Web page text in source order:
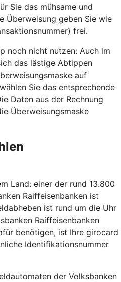
Sie das mühsame und
Überweisung geben Sie wie
frei.
noch nicht nutzen: Auch im
das lästige Abtippen
auf
Sie das entsprechende
Daten aus der Rechnung
Überweisungsmaske
Land: einer der rund 13.800
Raiffeisenbanken ist
ist rund um die Uhr
Raiffeisenbanken
benötigen, ist Ihre girocard
Identifikationsnummer
der Volksbanken